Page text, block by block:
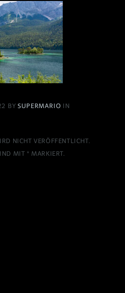
BYSUPERMARIO IN
NICHT VERÖFFENTLICHT.
MIT* MARKIERT.